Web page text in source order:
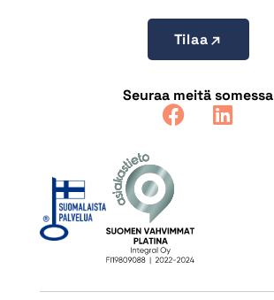
Tilaa
Seuraa meitä somessa